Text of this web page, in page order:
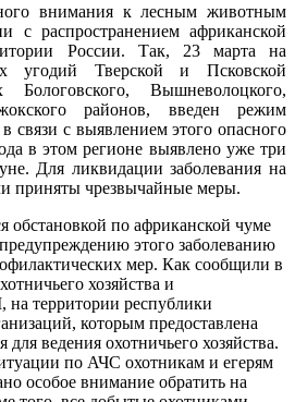
внимания к лесным животным
с распространением африканской
России. Так, 23 марта на
угодий Тверской и Псковской
Вышневолоцкого,
районов, введен режим
связи с выявлением этого опасного
в этом регионе выявлено уже три
Для ликвидации заболевания на
приняты чрезвычайные меры.
обстановкой по африканской чуме
этого заболеванию
мер. Как сообщили в
хозяйства и
территории республики
которым предоставлена
для ведения охотничьего хозяйства.
по АЧС охотникам и егерям
особое внимание обратить на